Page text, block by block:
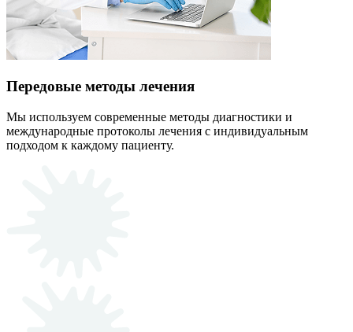
Передовые методы лечения
Мы используем современные методы диагностики и
международные протоколы лечения с индивидуальным
подходом к каждому пациенту.